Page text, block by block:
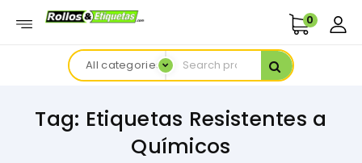
0
All categories
Tag: Etiquetas Resistentes a
Químicos